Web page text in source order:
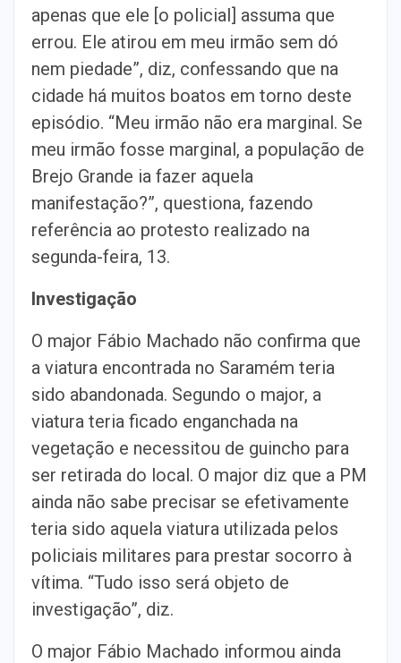
apenas que ele [o policial] assuma que
errou. Ele atirou em meu irmão sem dó
nem piedade”, diz, confessando que na
cidade há muitos boatos em torno deste
episódio. “Meu irmão não era marginal. Se
meu irmão fosse marginal, a população de
Brejo Grande ia fazer aquela
manifestação?”, questiona, fazendo
referência ao protesto realizado na
segunda-feira, 13.
Investigação
O major Fábio Machado não confirma que
a viatura encontrada no Saramém teria
sido abandonada. Segundo o major, a
viatura teria ficado enganchada na
vegetação e necessitou de guincho para
ser retirada do local. O major diz que a PM
ainda não sabe precisar se efetivamente
teria sido aquela viatura utilizada pelos
policiais militares para prestar socorro à
vítima. “Tudo isso será objeto de
investigação”, diz.
O major Fábio Machado informou ainda